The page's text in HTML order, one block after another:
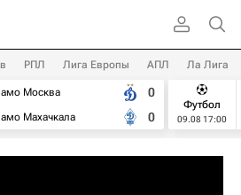
РПЛ Лига Европы АПЛ Ла Лига
Москва
Махачкала
0
0
Футбол
09.08 17:00